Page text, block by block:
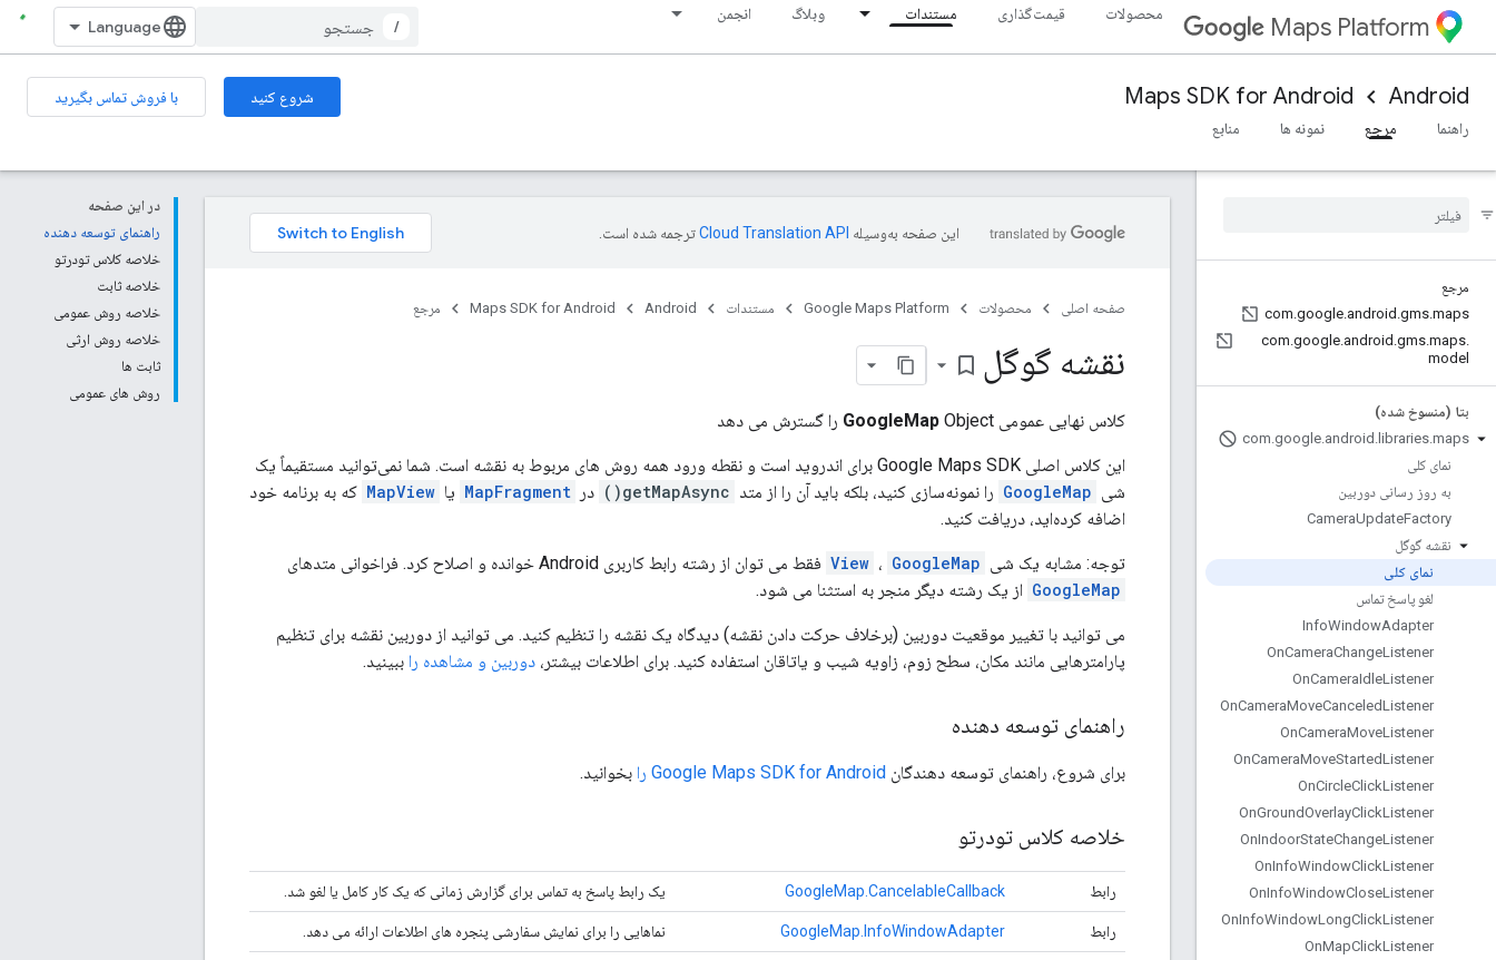
Maps Platform محصولات قیمت‌گذاری مستندات وبلاگ انجمن
/
Android
Maps SDK for Android شروع کنید
با فروش تماس بگیرید
راهنما
مرجع نمونه ها منابع
مرجع
com.google.android .gms.maps
com.google.android .gms.maps.
model
بتا (منسوخ شده)
com.google.android . libraries.maps
نمای کلی
به روز رسانی دوربین
CameraUpdateFactory
نقشه گوگل
نمای کلی
لغو پاسخ تماس
InfoWindowAdapter
OnCameraChangeListener
OnCameraIdleListener
OnCameraMoveCanceledListener
OnCameraMoveListener
OnCameraMoveStartedListener
OnCircleClickListener
OnGroundOverlayClickListener
OnIndoorStateChangeListener
OnInfoWindowClickListener
OnInfoWindowCloseListener
OnInfoWindowLongClickListener
OnMapClickListener
در این صفحه
راهنمای توسعه دهنده
خلاصه کلاس تودرتو
خلاصه ثابت
خلاصه روش عمومی
خلاصه روش ارثی
ثابت ها
روش های عمومی
این صفحه به‌وسیله ترجمه شده است.
صفحه اصلی محصولات Google Maps Platform مستندات Android
Maps SDK for Android مرجع
نقشه گوگل bookmark_border
کلاس نهایی عمومی GoogleMap Object را گسترش می دهد
این کلاس اصلی Google Maps SDK برای اندروید است و نقطه ورود همه روش های مربوط به نقشه است. شما نمی‌توانید مستقیماً یک
شی GoogleMap را نمونه‌سازی کنید، بلکه باید آن را از متد getMapAsync() در MapFragment یا MapView که به برنامه خود
اضافه کرده‌اید، دریافت کنید.
توجه: مشابه یک شی View ، GoogleMap
فقط می توان از رشته رابط کاربری Android خوانده و اصلاح کرد. فراخوانی متدهای
GoogleMap از یک رشته دیگر منجر به استثنا می شود.
می توانید با تغییر موقعیت دوربین (برخلاف حرکت دادن نقشه) دیدگاه یک نقشه را تنظیم کنید. می توانید از دوربین نقشه برای تنظیم
پارامترهایی مانند مکان، سطح زوم، زاویه شیب و یاتاقان استفاده کنید. برای اطلاعات بیشتر، دوربین و مشاهده را ببینید.
راهنمای توسعه دهنده
برای شروع، راهنمای توسعه دهندگان Google Maps SDK for Android را بخوانید.
خلاصه کلاس تودرتو
رابط GoogleMap.CancelableCallback یک رابط پاسخ به تماس برای گزارش زمانی که یک کار کامل یا لغو شد.
رابط GoogleMap.InfoWindowAdapter نماهایی را برای نمایش سفارشی پنجره های اطلاعات ارائه می دهد.